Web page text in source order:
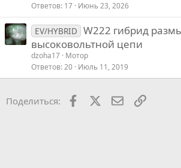
Ответов 17 Июнь 23, 2026
EV/HYBRID W222 гибрид
высоковольтной цепи
dzoha17 Мотор
Ответов 20 Июль 11, 2019
Поделиться: Facebook ПочтаСсылкой